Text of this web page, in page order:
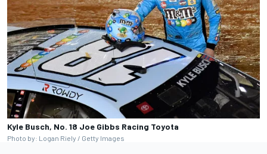
Kyle Busch, No. 18 Joe Gibbs Racing Toyota
Photo by: Logan Riely / Getty Images